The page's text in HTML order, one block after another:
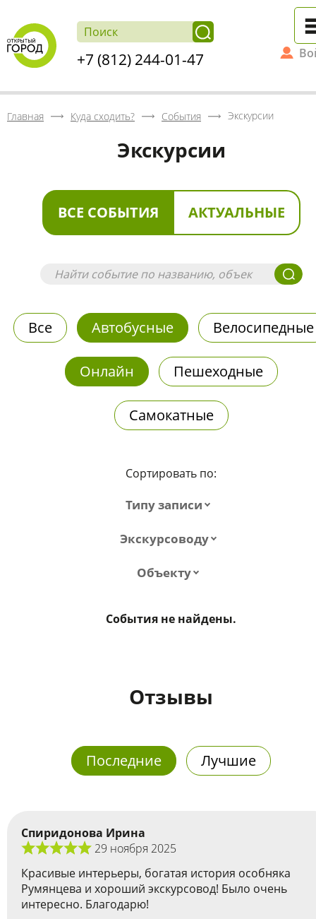
+7 (812) 244-01-47
Главная Куда сходить? События Экскурсии
Экскурсии
ВСЕ СОБЫТИЯ АКТУАЛЬНЫЕ
Все Автобусные Велосипедные
Онлайн Пешеходные
Самокатные
Сортировать по:
Типу записи
Экскурсоводу
Объекту
События не найдены.
Отзывы
Последние Лучшие
Спиридонова Ирина
29 ноября 2025
Красивые интерьеры, богатая история особняка
Румянцева и хороший экскурсовод! Было очень
интересно. Благодарю!